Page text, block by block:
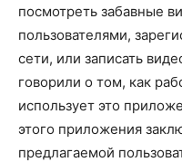
посмотреть забавные
пользователями,
сети, или записать
говорили о том, как
использует это
этого приложения
предлагаемой